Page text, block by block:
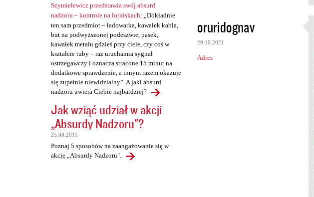
Szymielewicz przedstawia swój absurd
nadzoru – kontrole na lotniskach: „Dokładnie
ten sam przedmiot – ładowarka, kawałek kabla,
but na podwyższonej podeszwie, pasek,
kawałek metalu gdzieś przy ciele, czy coś w
kształcie tuby – raz uruchamia sygnał
ostrzegawczy i oznacza stracone 15 minut na
dodatkowe sprawdzenie, a innym razem okazuje
się zupełnie niewidzialny”. A jaki absurd
nadzoru uwiera Ciebie najbardziej?
Jak wziąć udział w akcji
„Absurdy Nadzoru"?
25.08.2015
Poznaj 5 sposobów na zaangażowanie się w
akcję „Absurdy Nadzoru".
oruridognav
29.10.2021
Adres